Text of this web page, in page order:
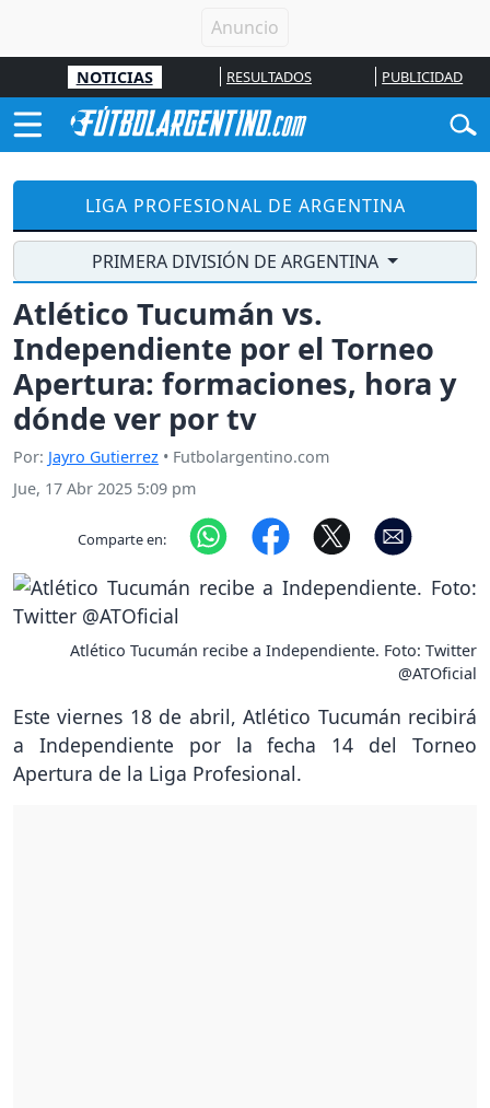
NOTICIAS RESULTADOS PUBLICIDAD
LIGA PROFESIONAL DE ARGENTINA
PRIMERA DIVISIÓN DE ARGENTINA
Atlético Tucumán vs.
Independiente por el Torneo
Apertura: formaciones, hora y
dónde ver por tv
Por: Jayro Gutierrez • Futbolargentino.com
Jue, 17 Abr 2025 5:09 pm
Comparte en:
Atlético Tucumán recibe a Independiente. Foto: Twitter
@ATOficial
Este viernes 18 de abril, Atlético Tucumán recibirá
a Independiente por la fecha 14 del Torneo
Apertura de la Liga Profesional.